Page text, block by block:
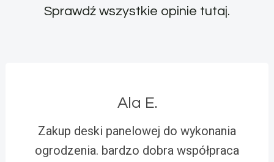
Sprawdź wszystkie opinie tutaj.
Ala E.
Zakup deski panelowej do wykonania
ogrodzenia. bardzo dobra współpraca